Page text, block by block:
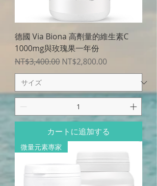
德國 Via Biona 高劑量的維生素C
1000mg與玫瑰果一年份
通常価格
NT$3,400.00 セール価格
NT$2,800.00
カートに追加する
微量元素專家